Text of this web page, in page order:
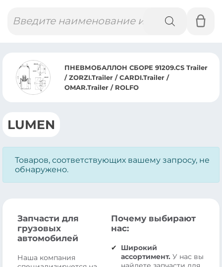
товаров
ПНЕВМОБАЛЛОН СБОРЕ 91209.CS Trailer
/ ZORZI.Trailer / CARDI.Trailer /
OMAR.Trailer / ROLFO
LUMEN
Товаров, соответствующих вашему запросу, не
обнаружено.
Запчасти для
грузовых
автомобилей
Наша компания
Почему выбирают
нас:
Широкий
ассортимент. У нас вы